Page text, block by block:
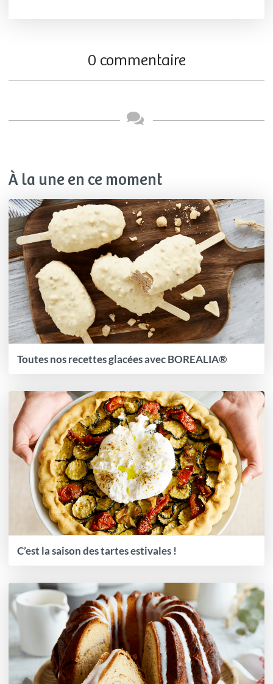
0 commentaire
À la une en ce moment
Toutes nos recettes glacées avec BOREALIA®
C’est la saison des tartes estivales !